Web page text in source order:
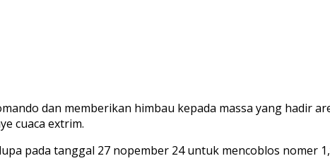
dan memberikan himbau kepada massa yang hadir
cuaca extrim.
pada tanggal 27 nopember 24 untuk mencoblos nomer